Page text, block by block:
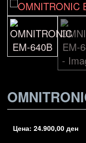
Цена: 24.900,00 ден